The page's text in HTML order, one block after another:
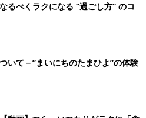
るべくラクになる “過ごし方” のコ
いて－”まいにちのたまひよ”の体験